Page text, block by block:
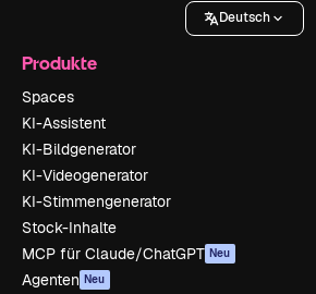
Deutsch
Produkte
Spaces
KI-Assistent
KI-Bildgenerator
KI-Videogenerator
KI-Stimmengenerator
Stock-Inhalte
MCP für Claude/ChatGPT Neu
Agenten Neu